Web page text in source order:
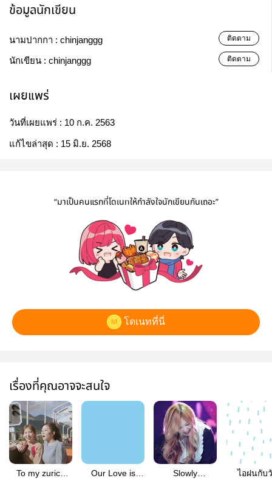
ข้อมูลนักเขียน
นามปากกา : chinjanggg ติดตาม
นักเขียน : chinjanggg ติดตาม
เผยแพร่
วันที่เผยแพร่ : 10 ก.ค. 2563
แก้ไขล่าสุด : 15 มิ.ย. 2568
“มาเป็นคนแรกที่โดเนทให้กำลังใจนักเขียนกันเถอะ”
โดเนทที่นี่
เรื่องที่คุณอาจจะสนใจ
To my zurich
Our Love is
Slowly
ไอฝนกับ